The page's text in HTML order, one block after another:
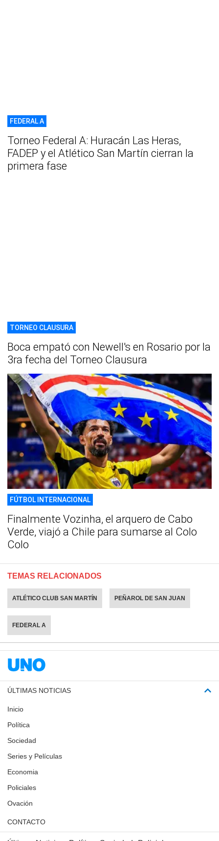
FEDERAL A
Torneo Federal A: Huracán Las Heras,
FADEP y el Atlético San Martín cierran la
primera fase
TORNEO CLAUSURA
Boca empató con Newell's en Rosario por la
3ra fecha del Torneo Clausura
FÚTBOL INTERNACIONAL
Finalmente Vozinha, el arquero de Cabo
Verde, viajó a Chile para sumarse al Colo
Colo
TEMAS RELACIONADOS
ATLÉTICO CLUB SAN MARTÍN PEÑAROL DE SAN JUAN
FEDERAL A
ÚLTIMAS NOTICIAS
Inicio
Política
Sociedad
Series y Películas
Economia
Policiales
Ovación
CONTACTO